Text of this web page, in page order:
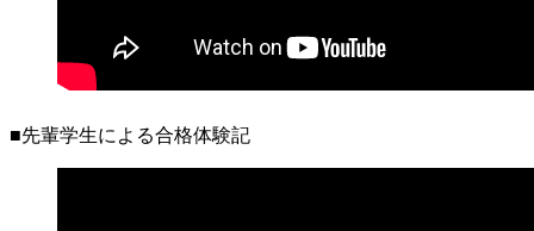
■先輩学生による合格体験記